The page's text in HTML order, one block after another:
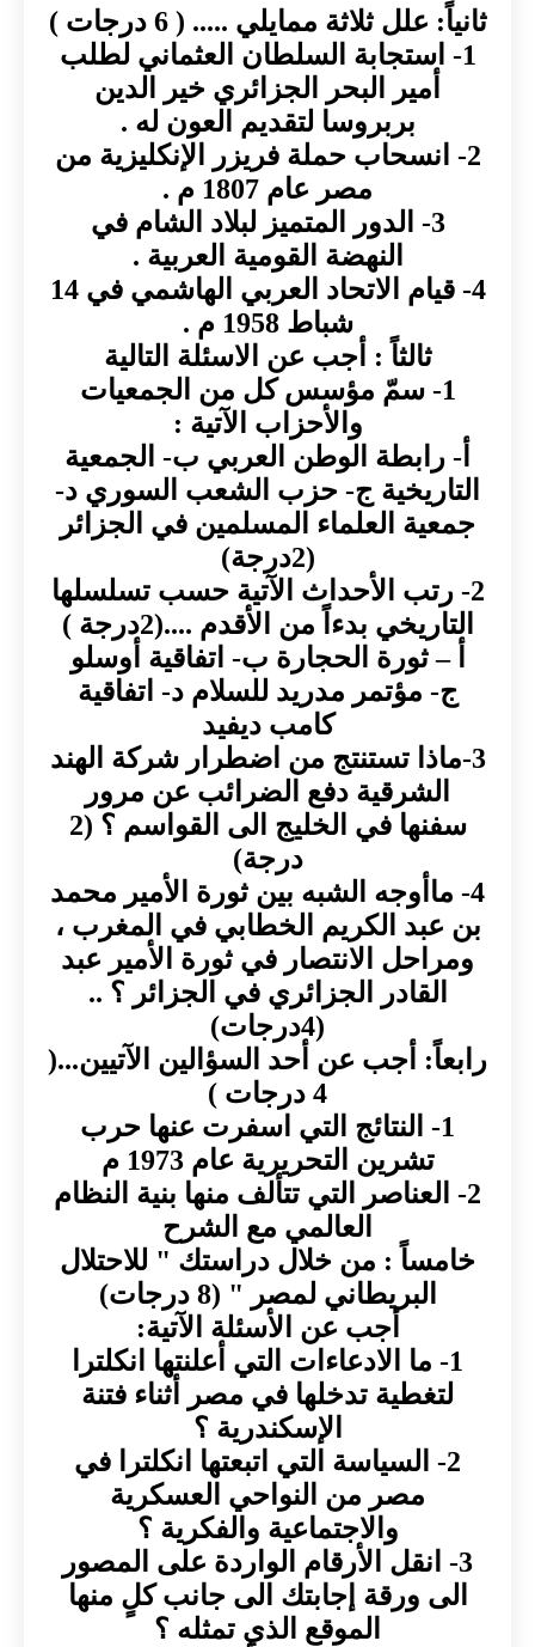
ثانياً: علل ثلاثة ممايلي ..... ( 6 درجات )
1- استجابة السلطان العثماني لطلب
أمير البحر الجزائري خير الدين
بربروسا لتقديم العون له .
2- انسحاب حملة فريزر الإنكليزية من
مصر عام 1807 م .
3- الدور المتميز لبلاد الشام في
النهضة القومية العربية .
4- قيام الاتحاد العربي الهاشمي في 14
شباط 1958 م .
ثالثاً : أجب عن الاسئلة التالية
1- سمّ مؤسس كل من الجمعيات
والأحزاب الآتية :
أ‌- رابطة الوطن العربي ب- الجمعية
التاريخية ج- حزب الشعب السوري د-
جمعية العلماء المسلمين في الجزائر
(2درجة)
2- رتب الأحداث الآتية حسب تسلسلها
التاريخي بدءاً من الأقدم ....(2درجة )
أ – ثورة الحجارة ب- اتفاقية أوسلو
ج- مؤتمر مدريد للسلام د- اتفاقية
كامب ديفيد
3-ماذا تستنتج من اضطرار شركة الهند
الشرقية دفع الضرائب عن مرور
سفنها في الخليج الى القواسم ؟ (2
درجة)
4- ماأوجه الشبه بين ثورة الأمير محمد
بن عبد الكريم الخطابي في المغرب ،
ومراحل الانتصار في ثورة الأمير عبد
القادر الجزائري في الجزائر ؟ ..
(4درجات)
رابعاً: أجب عن أحد السؤالين الآتيين...(
4 درجات )
1- النتائج التي اسفرت عنها حرب
تشرين التحريرية عام 1973 م
2- العناصر التي تتألف منها بنية النظام
العالمي مع الشرح
خامساً : من خلال دراستك " للاحتلال
البريطاني لمصر " (8 درجات)
أجب عن الأسئلة الآتية:
1- ما الادعاءات التي أعلنتها انكلترا
لتغطية تدخلها في مصر أثناء فتنة
الإسكندرية ؟
2- السياسة التي اتبعتها انكلترا في
مصر من النواحي العسكرية
والاجتماعية والفكرية ؟
3- انقل الأرقام الواردة على المصور
الى ورقة إجابتك الى جانب كلٍ منها
الموقع الذي تمثله ؟